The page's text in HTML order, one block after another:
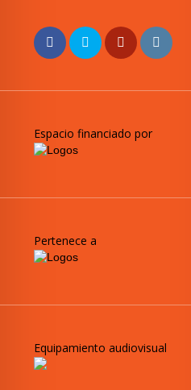
Espacio financiado por
Pertenece a
Equipamiento audiovisual